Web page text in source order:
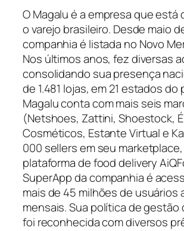
O Magalu é a empresa que está
o varejo brasileiro. Desde maio
companhia é listada no Novo
Nos últimos anos, fez diversas
consolidando sua presença
de 1.481 lojas, em 21 estados do
Magalu conta com mais seis
(Netshoes, Zattini, Shoestock,
Cosméticos, Estante Virtual e
000 sellers em seu
plataforma de food delivery
SuperApp da companhia é
mais de 45 milhões de usuários
mensais. Sua política de gestão
foi reconhecida com diversos